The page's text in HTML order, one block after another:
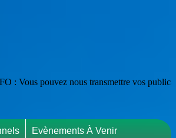
nous transmettre vos publications en les
Evènements À Venir